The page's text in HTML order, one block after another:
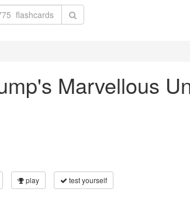
Marvellous
play test yourself